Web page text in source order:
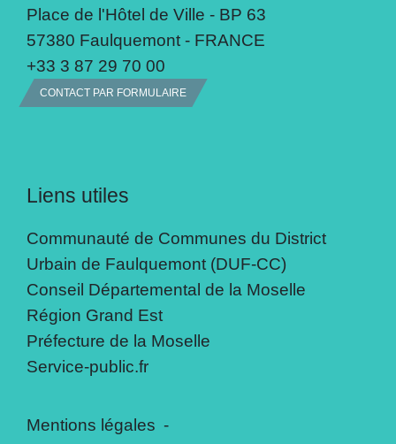
Place de l'Hôtel de Ville - BP 63
57380 Faulquemont - FRANCE
+33 3 87 29 70 00
CONTACT PAR FORMULAIRE
Liens utiles
Communauté de Communes du District
Urbain de Faulquemont (DUF-CC)
Conseil Départemental de la Moselle
Région Grand Est
Préfecture de la Moselle
Service-public.fr
Mentions légales -